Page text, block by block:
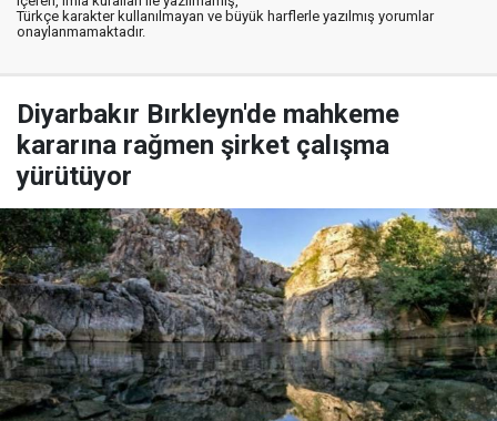
Türkçe karakter kullanılmayan ve büyük harflerle yazılmış yorumlar
onaylanmamaktadır.
Diyarbakır Bırkleyn'de mahkeme
kararına rağmen şirket çalışma
yürütüyor